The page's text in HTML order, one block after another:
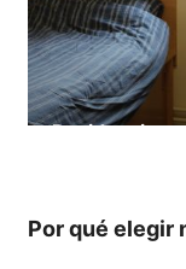
Residencia
Por qué elegir